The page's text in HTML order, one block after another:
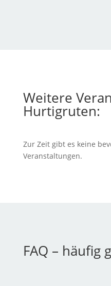
Weitere
Hurtigruten:
Zur Zeit gibt es keine
Veranstaltungen.
FAQ – häufig